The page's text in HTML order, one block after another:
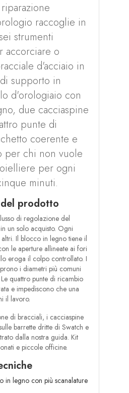
raccoglie in
strumenti
accorciare o
d'acciaio in
supporto in
d'orologiaio con
due cacciaspine
punte di
coerente e
per chi non vuole
per ogni
minuti.
prodotto
di regolazione del
un solo acquisto. Ogni
Il blocco in legno tiene il
le aperture allineate ai fori
eroga il colpo controllato. I
i diametri più comuni
quattro punte di ricambio
e impediscono che una
il lavoro.
di bracciali, i cacciaspine
barrette dritte di Swatch e
dalla nostra guida. Kit
e piccole officine.
in legno con più scanalature